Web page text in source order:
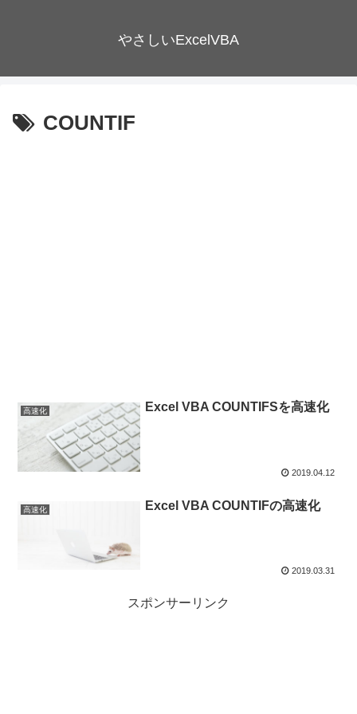
やさしいExcelVBA
COUNTIF
高速化 Excel VBA COUNTIFSを高速化
2019.04.12
高速化 Excel VBA COUNTIFの高速化
2019.03.31
スポンサーリンク